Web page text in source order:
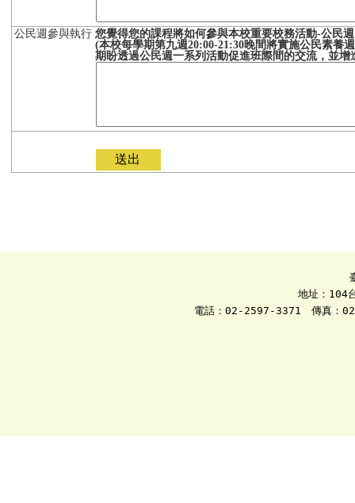
公民週參與執行 您覺得您的課程將如何參與本校重要校務活動-公民
(本校每學期第九週20:00-21:30晚間將實施公民素養
期盼透過公民週一系列活動促進班際間的交流，並
地址：104
電話：02-2597-3371　傳真